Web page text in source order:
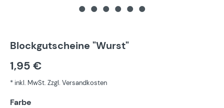
Blockgutscheine "Wurst"
1,95 €
* inkl. MwSt. Zzgl. Versandkosten
Farbe